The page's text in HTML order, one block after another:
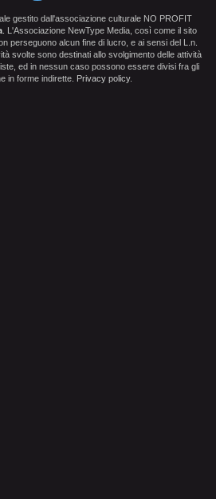
gestito dall'associazione culturale NO PROFIT
. L'Associazione NewType Media, così come il sito
perseguono alcun fine di lucro, e ai sensi del L.n.
svolte sono destinati allo svolgimento delle attività
ed in nessun caso possono essere divisi fra gli
in forme indirette. Privacy policy.